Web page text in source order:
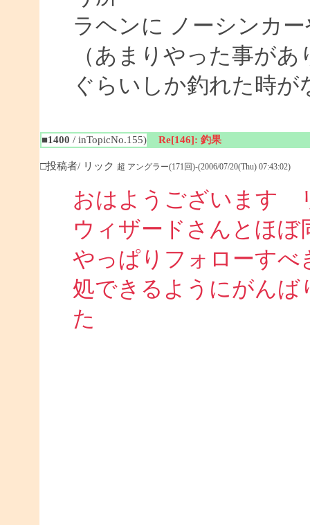
ラヘンに ノーシンカ
（あまりやった事が
ぐらいしか釣れた時が
■1400 / inTopicNo.155) Re[146]: 釣果
□投稿者/ リック 超 アングラー(171回)-(2006/07/20(Thu) 07:43:02)
おはようございます
ウィザードさんとほぼ
やっぱりフォローすべ
処できるようにがん
た